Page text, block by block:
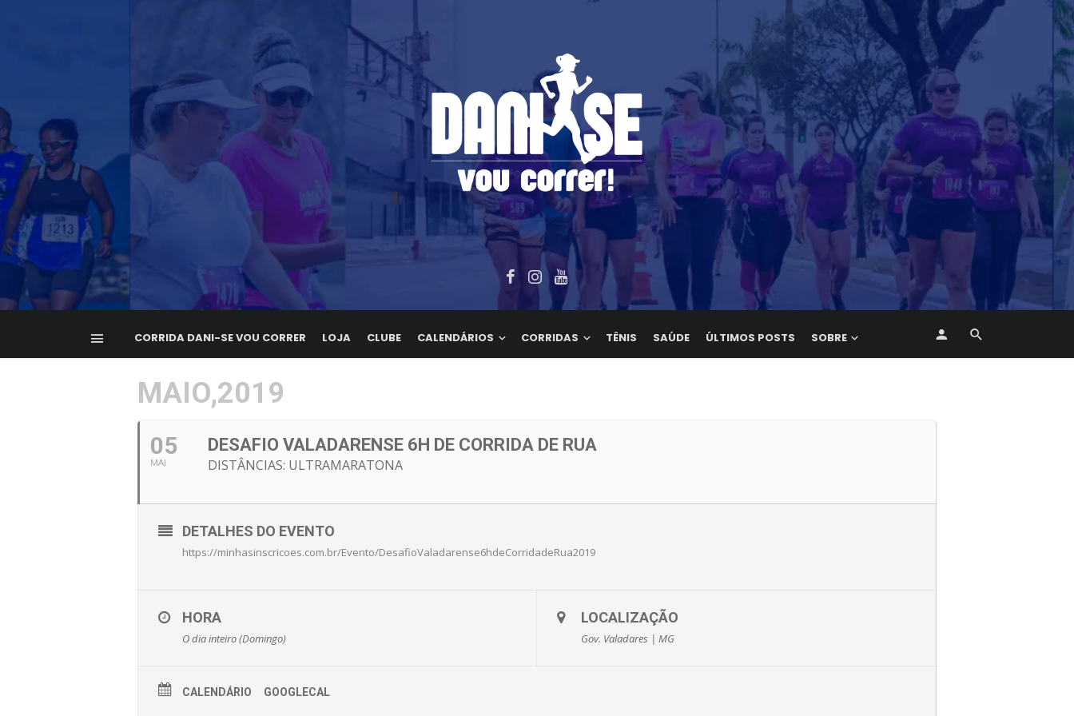
CORRIDA DANI-SE VOU CORRER LOJA CLUBE CALENDÁRIOS CORRIDAS TÊNIS SAÚDE ÚLTIMOS POSTS SOBRE
MAIO,2019
05
MAI
DESAFIO VALADARENSE 6H DE CORRIDA DE RUA
DISTÂNCIAS: ULTRAMARATONA
DETALHES DO EVENTO
https://minhasinscricoes.com.br/Evento/DesafioValadarense6hdeCorridadeRua2019
HORA
O dia inteiro (Domingo)
LOCALIZAÇÃO
Gov. Valadares | MG
CALENDÁRIO GOOGLECAL